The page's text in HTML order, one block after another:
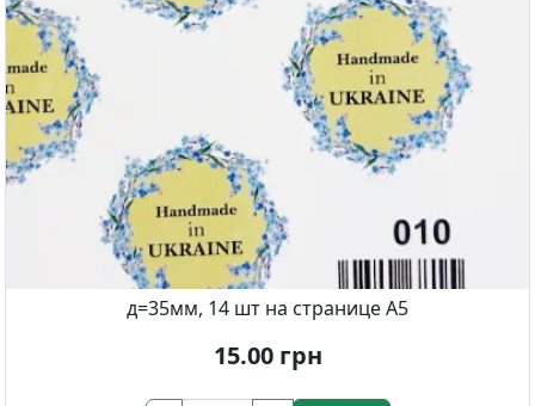
д=35мм, 14 шт на странице А5
15.00грн